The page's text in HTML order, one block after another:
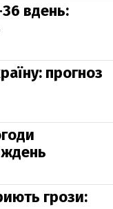
вдень:
прогноз
грози: